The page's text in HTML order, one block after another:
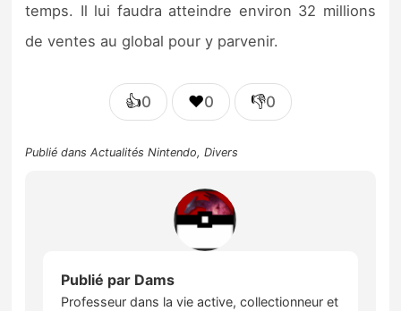
temps. Il lui faudra atteindre environ 32 millions
de ventes au global pour y parvenir.
👍0 ❤️0 👎0
Publié dansActualités Nintendo,Divers
Publié par Dams
Professeur dans la vie active, collectionneur et